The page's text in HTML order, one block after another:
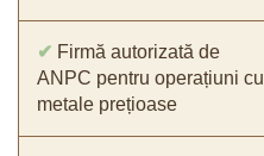
✔ Firmă autorizată de
ANPC pentru operațiuni cu
metale prețioase